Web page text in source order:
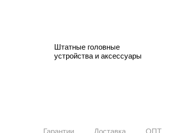
Штатные головные
устройства и аксессуары
Гарантии Доставка ОПТ